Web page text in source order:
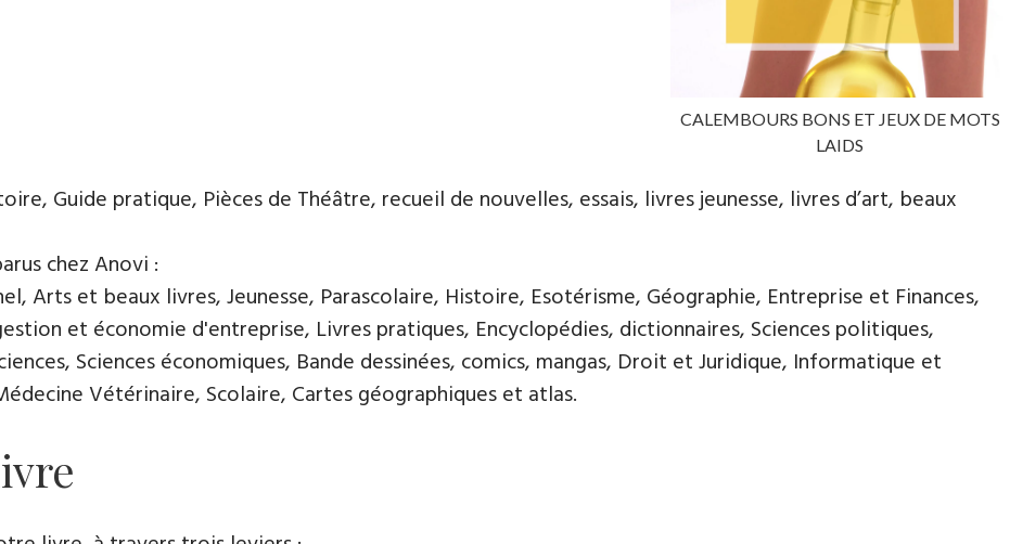
CALEMBOURS BONS ET JEUX DE MOTS
LAIDS
Guide pratique, Pièces de Théâtre, recueil de nouvelles, essais, livres jeunesse, livres d’art, beaux
chez Anovi :
Arts et beaux livres, Jeunesse, Parascolaire, Histoire, Esotérisme, Géographie, Entreprise et Finances,
et économie d'entreprise, Livres pratiques, Encyclopédies, dictionnaires, Sciences politiques,
Sciences économiques, Bande dessinées, comics, mangas, Droit et Juridique, Informatique et
Vétérinaire, Scolaire, Cartes géographiques et atlas.